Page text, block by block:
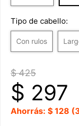
Tipo de cabello:
Con rulos
$ 425
$ 297
Ahorrás: $ 128